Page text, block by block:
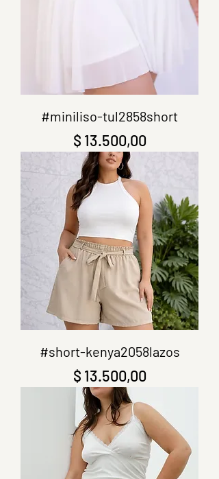
#miniliso-tul2858short
Precio
$ 13.500,00
#short-kenya2058lazos
Precio
$ 13.500,00